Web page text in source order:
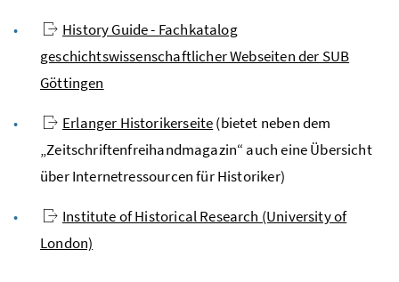
History Guide - Fachkatalog
geschichtswissenschaftlicher Webseiten der SUB
Göttingen
Erlanger Historikerseite(bietet neben dem
„Zeitschriftenfreihandmagazin“ auch eine Übersicht
über Internetressourcen für Historiker)
Institute of Historical Research (University of
London)